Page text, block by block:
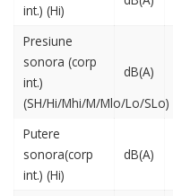
int.) (Hi)
Presiune
sonora (corp
int.)
(SH/Hi/Mhi/M/Mlo/Lo/SLo)
dB(A)
Putere
sonora(corp
int.) (Hi)
dB(A)